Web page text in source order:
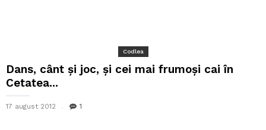
Codlea
Dans, cânt și joc, și cei mai frumoși cai în
Cetatea...
17 august 2012 1